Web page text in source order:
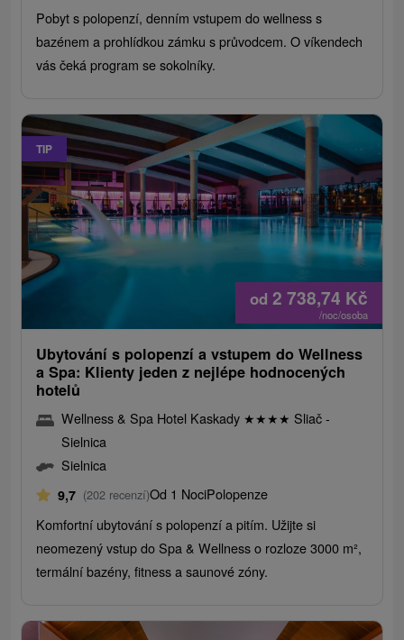
Pobyt s polopenzí, denním vstupem do wellness s
bazénem a prohlídkou zámku s průvodcem. O víkendech
vás čeká program se sokolníky.
TIP
od 2 738,74 Kč
/noc/osoba
Ubytování s polopenzí a vstupem do Wellness
a Spa: Klienty jeden z nejlépe hodnocených
hotelů
Wellness & Spa Hotel Kaskady ★★★★ Sliač -
Sielnica
Sielnica
9,7 (202 recenzí)Od 1 NociPolopenze
Komfortní ubytování s polopenzí a pitím. Užijte si
neomezený vstup do Spa & Wellness o rozloze 3000 m²,
termální bazény, fitness a saunové zóny.